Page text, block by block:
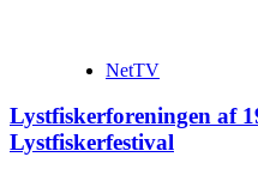
NetTV
Lystfiskerforeningen af
Lystfiskerfestival